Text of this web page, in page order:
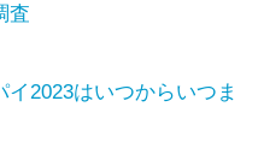
査
イ2023はいつからいつま